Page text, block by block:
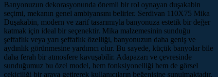
Banyonuzun dekorasyonunda önemli bir rol oynayan duşakabin
seçimi, mekanın genel ambiyansını belirler. Serdivan 110X75 Mika
Duşakabin, modern ve zarif tasarımıyla banyonuza estetik bir değer
katmak için ideal bir seçenektir. Mika malzemesinin sunduğu
şeffaflık veya yarı şeffaflık özelliği, banyonuzun daha geniş ve
aydınlık görünmesine yardımcı olur. Bu sayede, küçük banyolar bile
daha ferah bir atmosfere kavuşabilir. Adapazarı ve çevresinde
sunduğumuz bu özel model, hem fonksiyonelliği hem de görsel
çekiciliği bir araya getirerek kullanıcıların beğenisine sunulmaktadır.